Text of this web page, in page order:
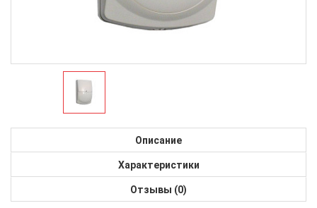
Описание
Характеристики
Отзывы (0)